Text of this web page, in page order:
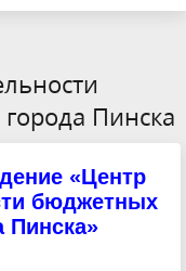
Пинска
«Центр
бюджетных
Пинска»